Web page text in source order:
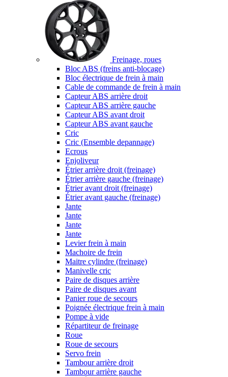
Freinage, roues
Bloc ABS (freins anti-blocage)
Bloc électrique de frein à main
Cable de commande de frein à main
Capteur ABS arrière droit
Capteur ABS arrière gauche
Capteur ABS avant droit
Capteur ABS avant gauche
Cric
Cric (Ensemble depannage)
Ecrous
Enjoliveur
Étrier arrière droit (freinage)
Étrier arrière gauche (freinage)
Étrier avant droit (freinage)
Étrier avant gauche (freinage)
Jante
Jante
Jante
Jante
Levier frein à main
Machoire de frein
Maitre cylindre (freinage)
Manivelle cric
Paire de disques arrière
Paire de disques avant
Panier roue de secours
Poignée électrique frein à main
Pompe à vide
Répartiteur de freinage
Roue
Roue de secours
Servo frein
Tambour arrière droit
Tambour arrière gauche